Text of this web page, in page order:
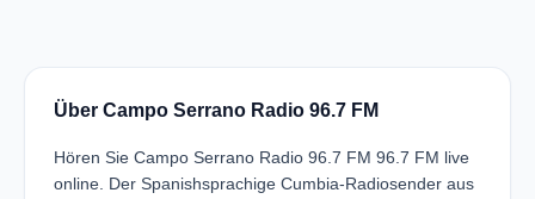
Über Campo Serrano Radio 96.7 FM
Hören Sie Campo Serrano Radio 96.7 FM 96.7 FM live
online. Der Spanishsprachige Cumbia-Radiosender aus